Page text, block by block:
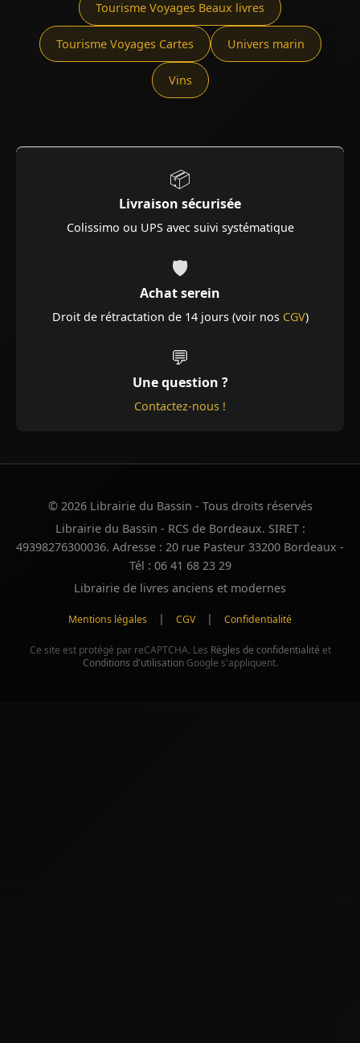
Tourisme Voyages Beaux livres
Tourisme Voyages Cartes Univers marin
Vins
📦
Livraison sécurisée
Colissimo ou UPS avec suivi systématique
🛡️
Achat serein
Droit de rétractation de 14 jours (voir nos CGV)
💬
Une question ?
Contactez-nous !
© 2026 Librairie du Bassin - Tous droits réservés
Librairie du Bassin - RCS de Bordeaux. SIRET :
49398276300036. Adresse : 20 rue Pasteur 33200 Bordeaux -
Tél : 06 41 68 23 29
Librairie de livres anciens et modernes
Mentions légales | CGV | Confidentialité
Ce site est protégé par reCAPTCHA. Les Règles de confidentialité et
Conditions d'utilisationGoogle s'appliquent.